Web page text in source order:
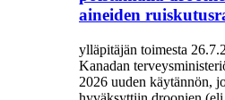
aineiden
ylläpitäjän toimesta
Kanadan
2026 uuden käytännön,